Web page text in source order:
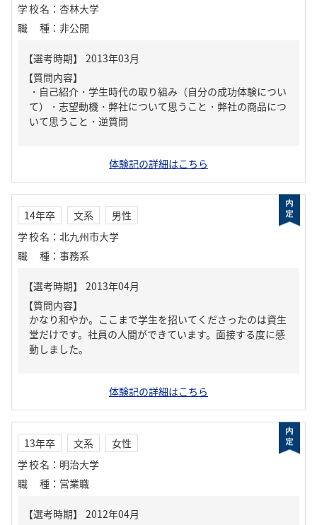
学校名 ： 杏林大学
職種 ： 非公開
【質問内容】
・自己紹介・学生時代の取り組み（自分の成功体験につい
て）・志望動機・弊社について思うこと・弊社の商品につ
いて思うこと・逆質問
体験記の詳細はこちら
14年卒 文系
男性
学校名 ： 北九州市大学
職種 ： 事務系
【質問内容】
かなり和やか。ここまで学生を招いてくださったのは資生
堂だけです。社員の人間ができています。面接する度に感
動しました。
体験記の詳細はこちら
13年卒 文系
女性
学校名 ： 明治大学
職種 ： 営業職